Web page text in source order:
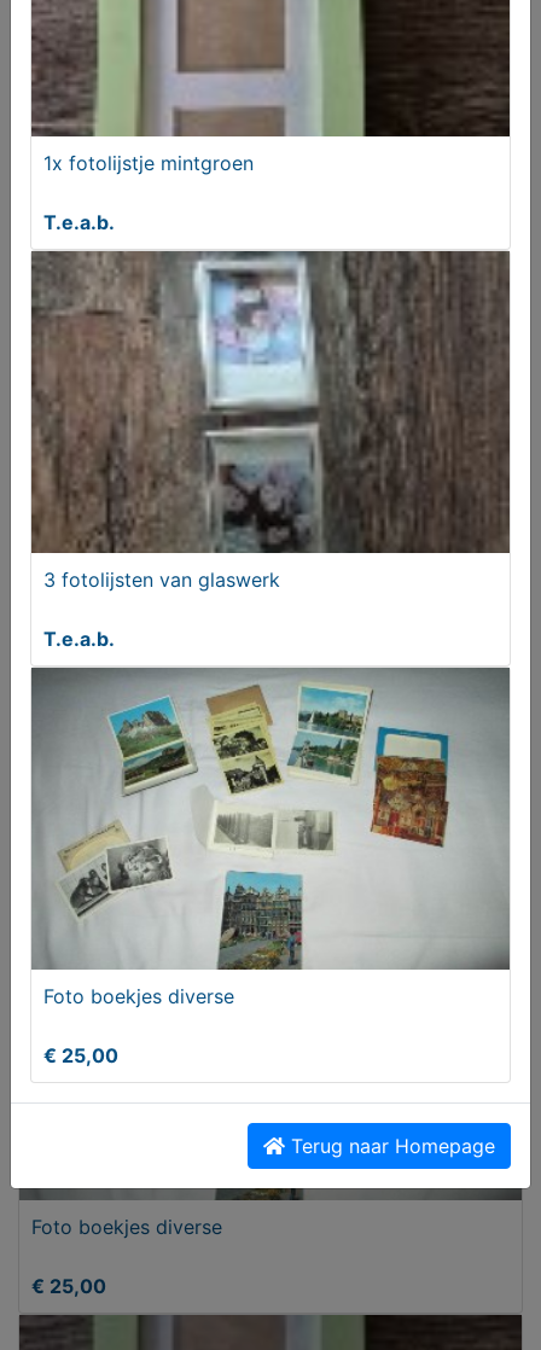
T.e.a.b.
Houten fotolijstje
€ 1,95
3 fotolijsten van glaswerk
T.e.a.b.
Foto boekjes diverse
€ 25,00
1x fotolijstje mintgroen
T.e.a.b.
3 fotolijsten van glaswerk
T.e.a.b.
Foto boekjes diverse
€ 25,00
Terug naar Homepage